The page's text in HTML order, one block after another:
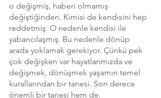
o değişmiş, haberi olmamış
değiştiğinden. Kimisi de kendisini hep
reddetmiş. O nedenle kendisi ile
yabancılaşmış. Bu nedenle dönüp
arada yoklamak gerekiyor. Çünkü pek
çok değişken var hayatlarımızda ve
değişmek, dönüşmek yaşamın temel
kurallarından bir tanesi. Son derece
önemli bir tanesi hem de.